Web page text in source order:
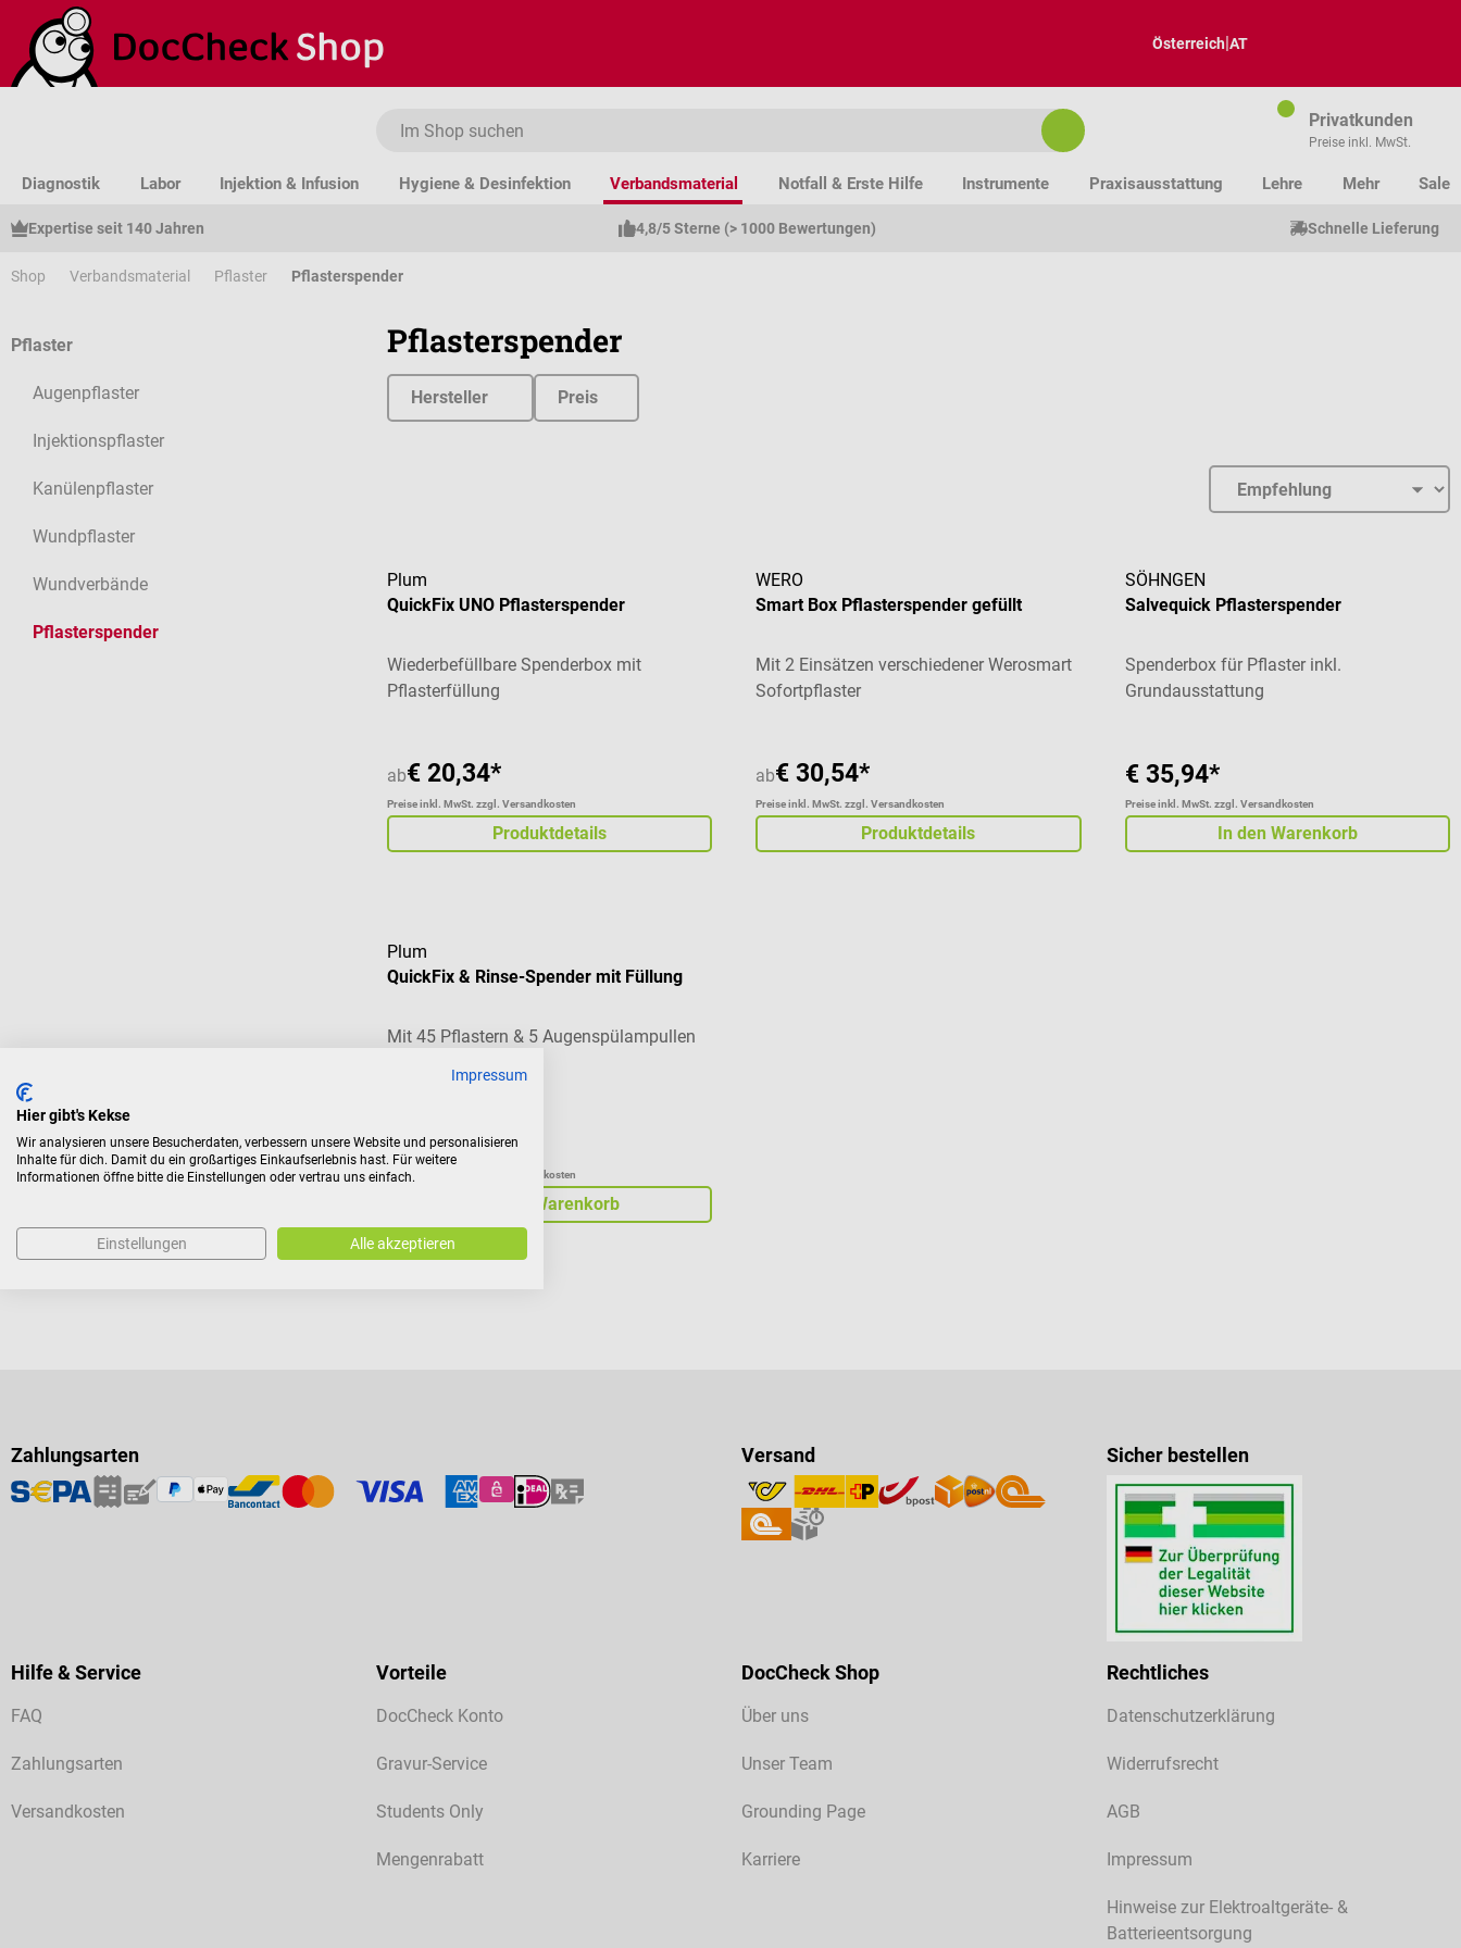
Hauptinhalt springen
Zur Suche springen
Zur Hauptnavigation springen
Österreich|AT
Privatkunden
Preise inkl. MwSt.
Diagnostik Labor Injektion & Infusion Hygiene & Desinfektion Verbandsmaterial Notfall & Erste Hilfe Instrumente Praxisausstattung Lehre Mehr Sale
Expertise seit 140 Jahren 4,8/5 Sterne (> 1000 Bewertungen) Schnelle Lieferung
Shop Verbandsmaterial Pflaster Pflasterspender
Pflaster
Augenpflaster
Injektionspflaster
Kanülenpflaster
Wundpflaster
Wundverbände
Pflasterspender
Pflasterspender
Hersteller Preis
Plum
QuickFix UNO Pflasterspender
Wiederbefüllbare Spenderbox mit
Pflasterfüllung
ab€ 20,34*
Preise inkl. MwSt. zzgl. Versandkosten
Produktdetails
WERO
Smart Box Pflasterspender gefüllt
Mit 2 Einsätzen verschiedener Werosmart
Sofortpflaster
ab€ 30,54*
Preise inkl. MwSt. zzgl. Versandkosten
Produktdetails
SÖHNGEN
Salvequick Pflasterspender
Spenderbox für Pflaster inkl.
Grundausstattung
€ 35,94*
Preise inkl. MwSt. zzgl. Versandkosten
In den Warenkorb
Plum
QuickFix & Rinse-Spender mit Füllung
Mit 45 Pflastern & 5 Augenspülampullen
€ 38,34*
Preise inkl. MwSt. zzgl. Versandkosten
In den Warenkorb
Zahlungsarten Versand Sicher bestellen
Hilfe & Service
FAQ
Zahlungsarten
Versandkosten
Vorteile
DocCheck Konto
Gravur-Service
Students Only
Mengenrabatt
DocCheck Shop
Über uns
Unser Team
Grounding Page
Karriere
Rechtliches
Datenschutzerklärung
Widerrufsrecht
AGB
Impressum
Hinweise zur Elektroaltgeräte- &
Batterieentsorgung
Impressum
Hier gibt's Kekse
Wir analysieren unsere Besucherdaten, verbessern unsere Website und personalisieren
Inhalte für dich. Damit du ein großartiges Einkaufserlebnis hast. Für weitere
Informationen öffne bitte die Einstellungen oder vertrau uns einfach.
Einstellungen Alle akzeptieren